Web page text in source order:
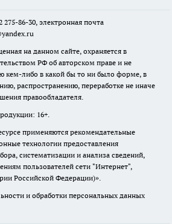
275-86-30, электронная почта
на данном сайте, охраняется в
РФ об авторском праве и не
кем-либо в какой бы то ни было форме, в
распространению, переработке не иначе
правообладателя.
16+.
применяются рекомендательные
технологии предоставления
систематизации и анализа сведений,
пользователей сети "Интернет",
Российской Федерации)».
и обработки персональных данных